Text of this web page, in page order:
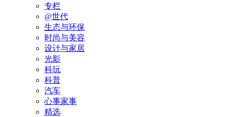
专栏
@世代
生态与环保
时尚与美容
设计与家居
光影
科玩
科普
汽车
心事家事
精选